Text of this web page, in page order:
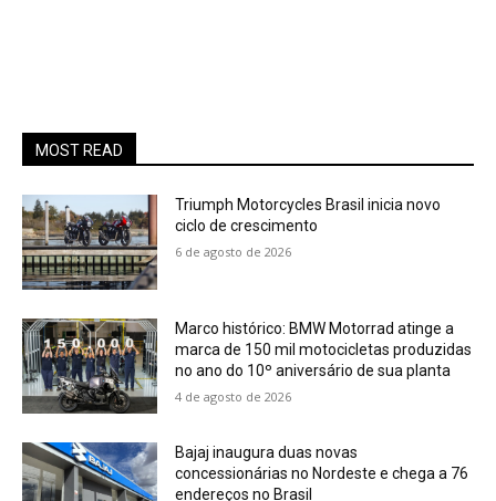
MOST READ
Triumph Motorcycles Brasil inicia novo
ciclo de crescimento
6 de agosto de 2026
Marco histórico: BMW Motorrad atinge a
marca de 150 mil motocicletas produzidas
no ano do 10º aniversário de sua planta
4 de agosto de 2026
Bajaj inaugura duas novas
concessionárias no Nordeste e chega a 76
endereços no Brasil